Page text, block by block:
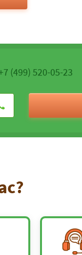
(499) 520-05-23